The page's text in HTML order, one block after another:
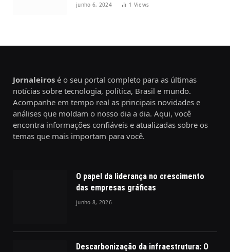
junho 6, 2024 1 Views
Jornaleiros é o seu portal completo para as últimas
notícias sobre tecnologia, política, Brasil e mundo.
Acompanhe em tempo real as principais novidades e
análises que moldam o nosso dia a dia. Aqui, você
encontra informações confiáveis e atualizadas sobre os
temas que mais importam para você.
O papel da liderança no crescimento
das empresas gráficas
junho 8, 2026
Descarbonização da infraestrutura: O